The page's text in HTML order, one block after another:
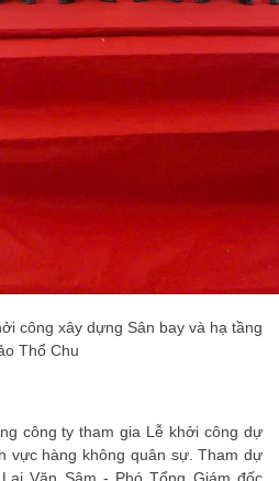
công xây dựng Sân bay và hạ tầng
Thổ Chu
công ty tham gia Lễ khởi công dự
vực hàng không quân sự. Tham dự